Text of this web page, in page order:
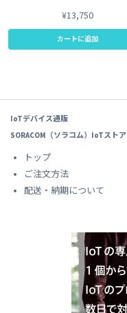
¥13,750
カートに追加
IoTデバイス通販
SORACOM（ソラコム）IoTストア
トップ
ご注文方法
配送・納期について